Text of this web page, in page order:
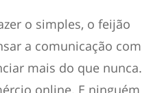
o simples, o feijão
a comunicação com
mais do que nunca.
online. E ninguém